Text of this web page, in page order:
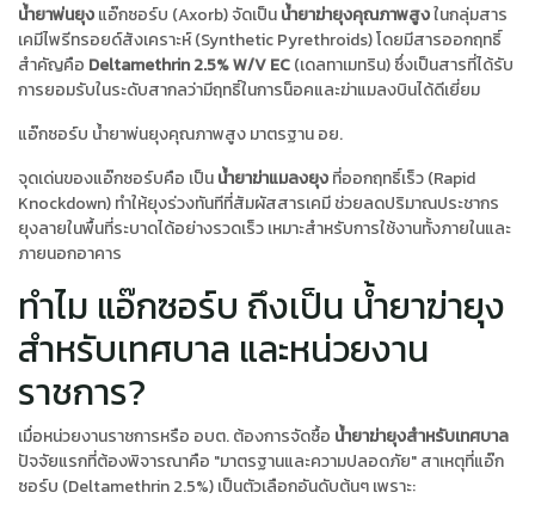
น้ำยาพ่นยุงแอ๊กซอร์บ (Axorb) จัดเป็นน้ำยาฆ่ายุงคุณภาพสูงในกลุ่มสาร
เคมีไพรีทรอยด์สังเคราะห์ (Synthetic Pyrethroids) โดยมีสารออกฤทธิ์
สำคัญคือ Deltamethrin 2.5% W/V EC(เดลทาเมทริน) ซึ่งเป็นสารที่ได้รับ
การยอมรับในระดับสากลว่ามีฤทธิ์ในการน็อคและฆ่าแมลงบินได้ดีเยี่ยม
แอ๊กซอร์บ น้ำยาพ่นยุงคุณภาพสูง มาตรฐาน อย.
จุดเด่นของแอ๊กซอร์บคือ เป็นน้ำยาฆ่าแมลงยุงที่ออกฤทธิ์เร็ว (Rapid
Knockdown) ทำให้ยุงร่วงทันทีที่สัมผัสสารเคมี ช่วยลดปริมาณประชากร
ยุงลายในพื้นที่ระบาดได้อย่างรวดเร็ว เหมาะสำหรับการใช้งานทั้งภายในและ
ภายนอกอาคาร
ทำไม แอ๊กซอร์บ ถึงเป็น น้ำยาฆ่ายุง
สำหรับเทศบาล และหน่วยงาน
ราชการ?
เมื่อหน่วยงานราชการหรือ อบต. ต้องการจัดซื้อ น้ำยาฆ่ายุงสำหรับเทศบาล
ปัจจัยแรกที่ต้องพิจารณาคือ "มาตรฐานและความปลอดภัย" สาเหตุที่แอ๊ก
ซอร์บ (Deltamethrin 2.5%) เป็นตัวเลือกอันดับต้นๆ เพราะ: